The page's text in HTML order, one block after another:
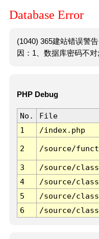
Database Error
(1040) 365建站错误警
因：1、数据库密码不对
PHP Debug
No. File
1
/index.php
2 /source/
3 /source/
4
/source/
5
/source/
6
/source/